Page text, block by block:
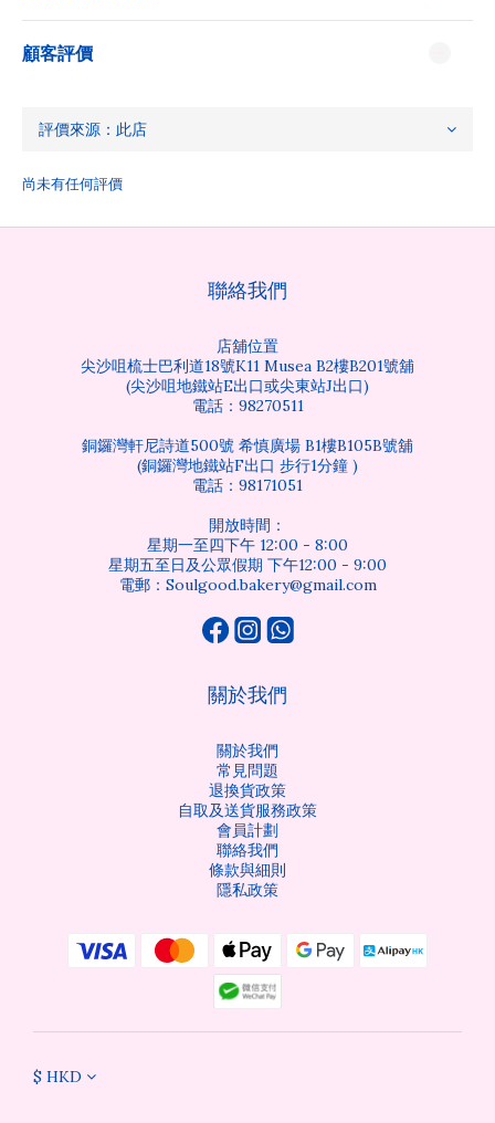
顧客評價
尚未有任何評價
聯絡我們
店舖位置
尖沙咀梳士巴利道18號K11 Musea B2樓B201號舖
(尖沙咀地鐵站E出口或尖東站J出口)
電話：98270511
銅鑼灣軒尼詩道500號 希慎廣場 B1樓B105B號舖
(銅鑼灣地鐵站F出口 步行1分鐘 )
電話：98171051
開放時間：
星期一至四下午 12:00 - 8:00
星期五至日及公眾假期 下午12:00 - 9:00
電郵：Soulgood.bakery@gmail.com
關於我們
關於我們
常見問題
退換貨政策
自取及送貨服務政策
會員計劃
聯絡我們
條款與細則
隱私政策
$ HKD